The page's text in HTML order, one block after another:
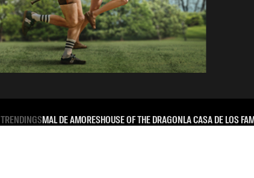
TRENDINGSMAL DE AMORESHOUSE OF THE DRAGONLA CASA DE LOS